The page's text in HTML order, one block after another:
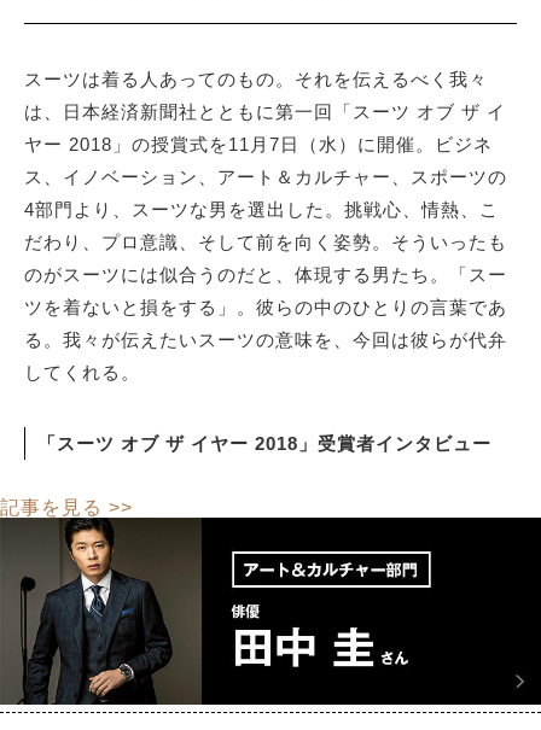
スーツは着る人あってのもの。それを伝えるべく我々
は、日本経済新聞社とともに第一回「スーツ オブ ザ イ
ヤー 2018」の授賞式を11月7日（水）に開催。ビジネ
ス、イノベーション、アート＆カルチャー、スポーツの
4部門より、スーツな男を選出した。挑戦心、情熱、こ
だわり、プロ意識、そして前を向く姿勢。そういったも
のがスーツには似合うのだと、体現する男たち。「スー
ツを着ないと損をする」。彼らの中のひとりの言葉であ
る。我々が伝えたいスーツの意味を、今回は彼らが代弁
してくれる。
「スーツ オブ ザ イヤー 2018」受賞者インタビュー
記事を見る >>